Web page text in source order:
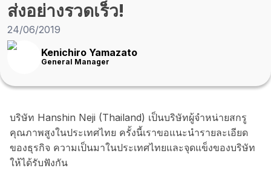
ส่งอย่างรวดเร็ว!
24/06/2019
Kenichiro Yamazato
General Manager
บริษัท Hanshin Neji (Thailand) เป็นบริษัทผู้จำหน่ายสกรู
คุณภาพสูงในประเทศไทย ครั้งนี้เราขอแนะนำรายละเอียด
ของธุรกิจ ความเป็นมาในประเทศไทยและจุดแข็งของบริษัท
ให้ได้รับฟังกัน